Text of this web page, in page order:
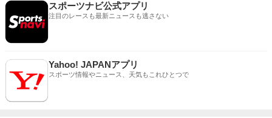
スポーツナビ公式アプリ
注目のレースも最新ニュースも逃さない
Yahoo! JAPANアプリ
スポーツ情報やニュース、天気もこれひとつで